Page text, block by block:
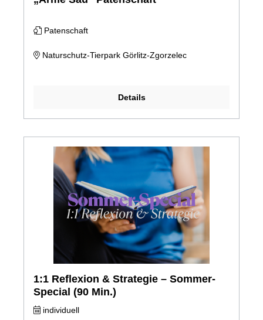
Patenschaft
Naturschutz-Tierpark Görlitz-Zgorzelec
Details
1:1 Reflexion & Strategie – Sommer-
Special (90 Min.)
individuell